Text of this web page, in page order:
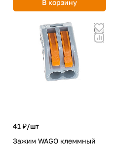
В корзину
41 ₽/шт
Зажим WAGO клеммный